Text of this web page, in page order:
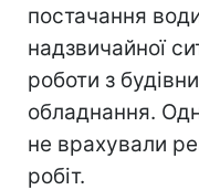
постачання
надзвичайної
роботи з
обладнання.
не врахували
робіт.